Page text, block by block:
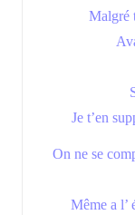
Malgré
Je t’en
On ne se
Même a l’